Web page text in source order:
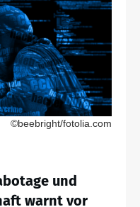
©beebright/fotolia.com
und
warnt vor